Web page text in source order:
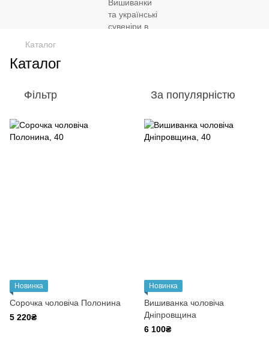
Каталог
Каталог
Фільтр За популярністю
Новинка
Сорочка чоловіча Полонина
5 220₴
Новинка
Вишиванка чоловіча
Дніпровщина
6 100₴